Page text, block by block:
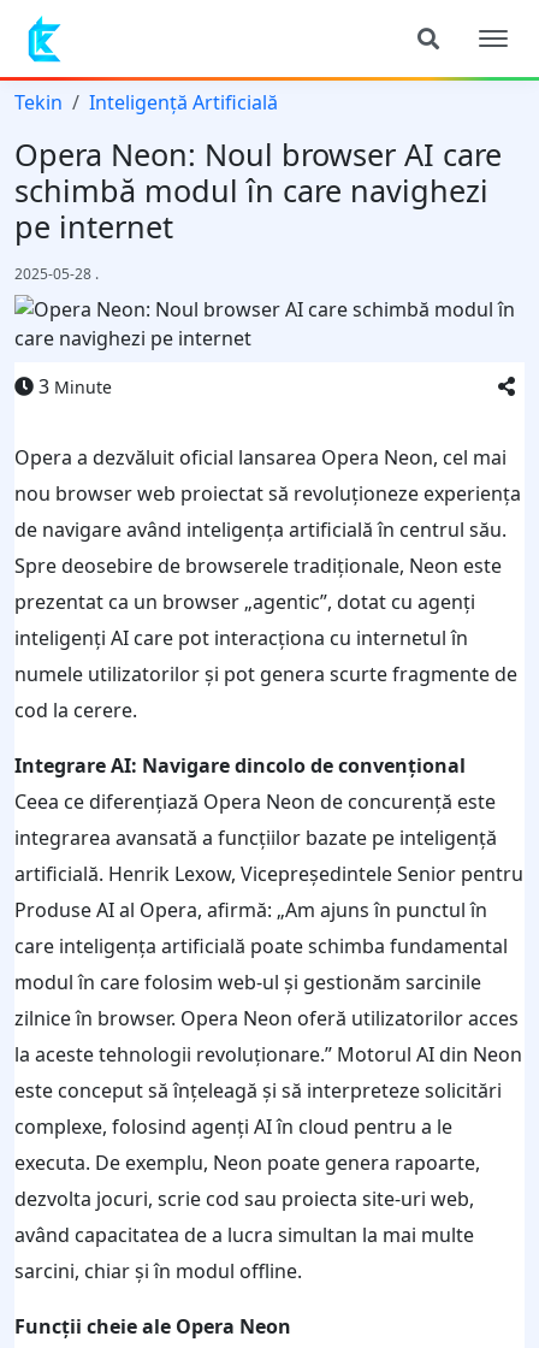
Tekin Inteligență Artificială
Opera Neon: Noul browser AI care
schimbă modul în care navighezi
pe internet
2025-05-28 .
3 Minute
Opera a dezvăluit oficial lansarea Opera Neon, cel mai
nou browser web proiectat să revoluționeze experiența
de navigare având inteligența artificială în centrul său.
Spre deosebire de browserele tradiționale, Neon este
prezentat ca un browser „agentic”, dotat cu agenți
inteligenți AI care pot interacționa cu internetul în
numele utilizatorilor și pot genera scurte fragmente de
cod la cerere.
Integrare AI: Navigare dincolo de convențional
Ceea ce diferențiază Opera Neon de concurență este
integrarea avansată a funcțiilor bazate pe inteligență
artificială. Henrik Lexow, Vicepreședintele Senior pentru
Produse AI al Opera, afirmă: „Am ajuns în punctul în
care inteligența artificială poate schimba fundamental
modul în care folosim web-ul și gestionăm sarcinile
zilnice în browser. Opera Neon oferă utilizatorilor acces
la aceste tehnologii revoluționare.” Motorul AI din Neon
este conceput să înțeleagă și să interpreteze solicitări
complexe, folosind agenți AI în cloud pentru a le
executa. De exemplu, Neon poate genera rapoarte,
dezvolta jocuri, scrie cod sau proiecta site-uri web,
având capacitatea de a lucra simultan la mai multe
sarcini, chiar și în modul offline.
Funcții cheie ale Opera Neon